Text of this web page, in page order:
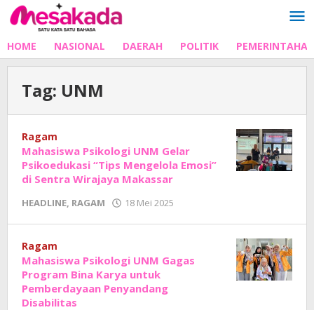
Lewati
ke
HOME NASIONAL DAERAH POLITIK
Tag: UNM
Ragam
Mahasiswa Psikologi UNM Gelar
Psikoedukasi “Tips Mengelola Emosi”
di Sentra Wirajaya Makassar
HEADLINE, RAGAM 18 Mei 2025
Junaedi
Ragam
Mahasiswa Psikologi UNM Gagas
Program Bina Karya untuk
Pemberdayaan Penyandang
Disabilitas